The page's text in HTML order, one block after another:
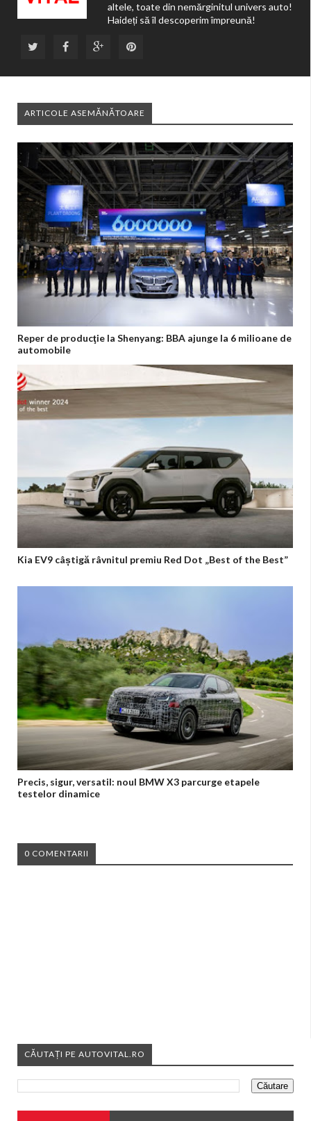
altele, toate din nemărginitul univers auto!
Haideți să îl descoperim împreună!
ARTICOLE ASEMĂNĂTOARE
Reper de producţie la Shenyang: BBA ajunge la 6 milioane de
automobile
Kia EV9 câștigă râvnitul premiu Red Dot „Best of the Best”
Precis, sigur, versatil: noul BMW X3 parcurge etapele
testelor dinamice
0 COMENTARII
CĂUTAȚI PE AUTOVITAL.RO